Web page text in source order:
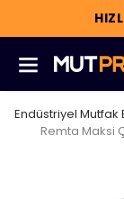
Endüstriyel Mutfak
Remta Maksi